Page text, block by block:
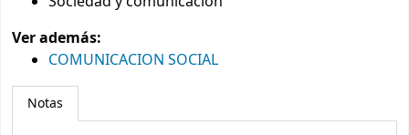
Ver además:
COMUNICACION SOCIAL
Notas